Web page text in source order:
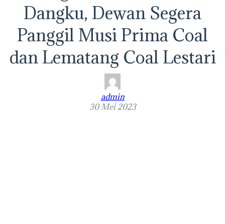
Dangku, Dewan Segera
Panggil Musi Prima Coal
dan Lematang Coal Lestari
admin
30 Mei 2023